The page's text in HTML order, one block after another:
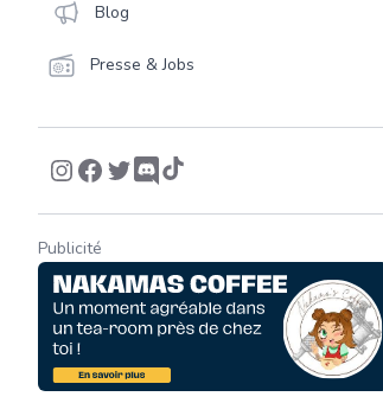
Blog
Presse & Jobs
Publicité